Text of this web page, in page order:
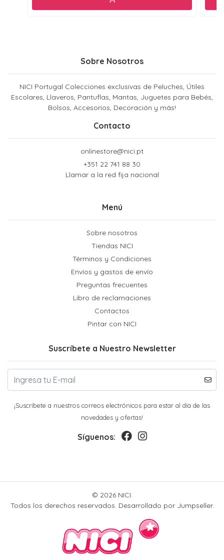
Sobre Nosotros
NICI Portugal Colecciones exclusivas de Peluches, Útiles
Escolares, Llaveros, Pantuflas, Mantas, Juguetes para Bebés,
Bolsos, Accesorios, Decoración y más!
Contacto
onlinestore@nici.pt
+351 22 741 88 30
Llamar a la red fija nacional
Menú
Sobre nosotros
Tiendas NICI
Términos y Condiciones
Envíos y gastos de envío
Preguntas frecuentes
Libro de reclamaciones
Contactos
Pintar con NICI
Suscríbete a Nuestro Newsletter
¡Suscríbete a nuestros correos electrónicos para estar al día de las
novedades y ofertas!
Síguenos:
© 2026 NICI.
Todos los derechos reservados. Desarrollado por Jumpseller.